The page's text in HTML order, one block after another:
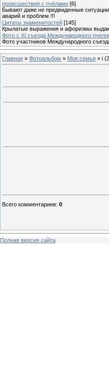
происшествия с пчёлами [6]
Бывают даже не предвиденные
аварий и проблем !!!
Цитаты знаменитостей [145]
Крылатые выражения и афоризмы
Фото с XI съезда Международного
Фото участников Международного
Главная » Фотоальбом » Моя семья » i
Всего комментариев: 0
Полная версия сайта